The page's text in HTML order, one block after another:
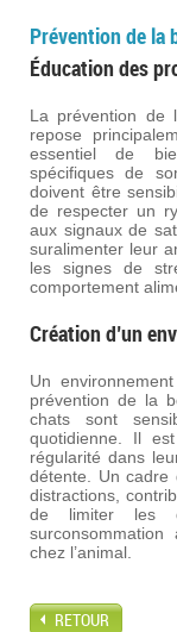
Prévention de la
Éducation des
La prévention de
repose
essentiel de
spécifiques de
doivent être
de respecter un
aux signaux de
suralimenter leur
les signes de
comportement
Création d’un
Un
prévention de la
chats sont
quotidienne. Il
régularité dans
détente. Un cadre
distractions,
de limiter les
chez l’animal.
RETOUR